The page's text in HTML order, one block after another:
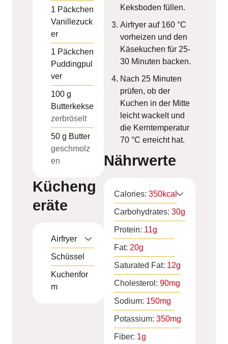
1 Päckchen
Vanillezuck
er
1 Päckchen
Puddingpul
ver
100 g
Butterkekse
zerbröselt
50 g Butter
geschmolz
en
Kücheng
eräte
Airfryer
Schüssel
Kuchenfor
m
Keksboden füllen.
Airfryer auf 160 °C
vorheizen und den
Käsekuchen für 25-
30 Minuten backen.
Nach 25 Minuten
prüfen, ob der
Kuchen in der Mitte
leicht wackelt und
die Kerntemperatur
70 °C erreicht hat.
Nährwerte
Calories: 350kcal
Carbohydrates: 30g
Protein: 11g
Fat: 20g
Saturated Fat: 12g
Cholesterol: 90mg
Sodium: 150mg
Potassium: 350mg
Fiber: 1g